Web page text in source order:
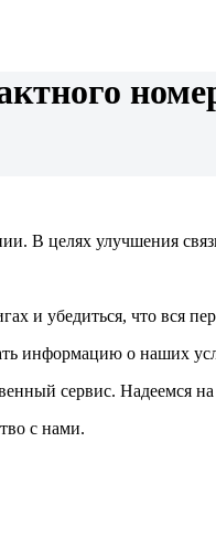
В целях улучшения
и убедиться, что вся
информацию о наших
сервис.
с нами.